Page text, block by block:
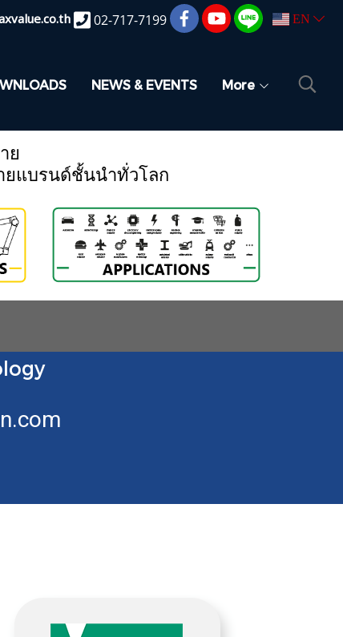
02-717-7199 EN
NEWS & EVENTS More
ย
ยแบรนด์ชั้นนำทั่วโลก